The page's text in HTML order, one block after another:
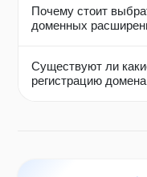
Почему стоит
доменных
Существуют ли
регистрацию